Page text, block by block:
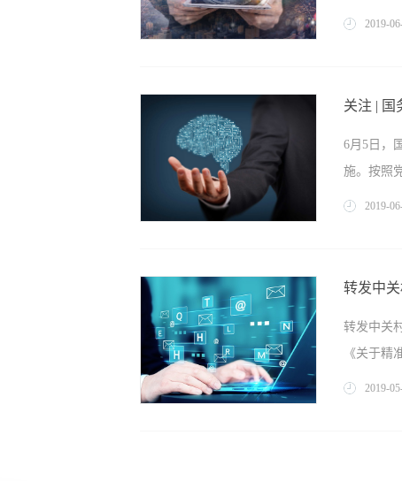
产业的以
术瓶颈，
键技术平
创业孵化
新环境支
通知如下
型小微企
批政策支
（http://
企业研发
2019-06
关注 | 国
6月5日，
施。按照
适应高校
实施、成
加大政策
进各类企
2019-06
转发中
转发中关
《关于精
2019-05